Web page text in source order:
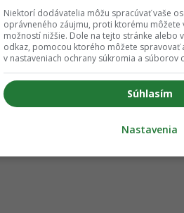
Niektorí dodávatelia môžu spracúvať vaše
oprávneného záujmu, proti ktorému môžete
možností nižšie. Dole na tejto stránke alebo
odkaz, pomocou ktorého môžete spravovať
v nastaveniach ochrany súkromia a súborov
Súhlasím
Nastavenia